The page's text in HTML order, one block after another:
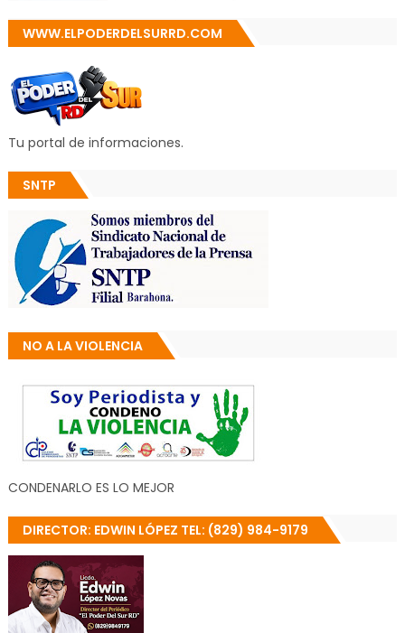
WWW.ELPODERDELSURRD.COM
Tu portal de informaciones.
SNTP
NO A LA VIOLENCIA
CONDENARLO ES LO MEJOR
DIRECTOR: EDWIN LÓPEZ TEL: (829) 984-9179